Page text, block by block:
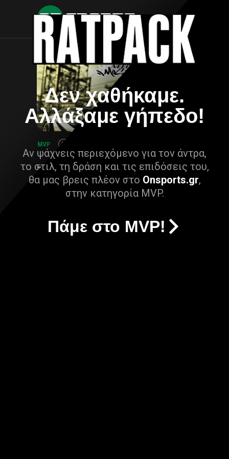
Δεν χαθήκαμε.
Αλλάξαμε γήπεδο!
Αν ψάχνεις περιεχόμενο για τον άντρα,
το στιλ, τη δράση και τις επιδόσεις του,
θα μας βρεις πλέον στο Onsports.gr,
στην κατηγορία MVP.
Πάμε στο MVP!